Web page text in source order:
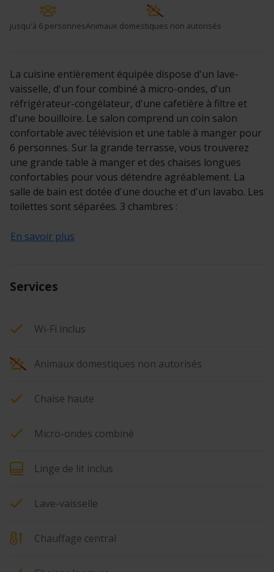
jusqu'à 6 personnesAnimaux domestiques non autorisés
La cuisine entièrement équipée dispose d'un lave-
vaisselle, d'un four combiné à micro-ondes, d'un
réfrigérateur-congélateur, d'une cafetière à filtre et
d'une bouilloire. Le salon comprend un coin salon
confortable avec télévision et une table à manger pour
6 personnes. Sur la grande terrasse, vous trouverez
une grande table à manger et des chaises longues
confortables pour vous détendre agréablement. La
salle de bain est dotée d'une douche et d'un lavabo. Les
toilettes sont séparées. 3 chambres :
En savoir plus
Services
Wi-Fi inclus
Animaux domestiques non autorisés
Chaise haute
Micro-ondes combiné
Linge de lit inclus
Lave-vaisselle
Chauffage central